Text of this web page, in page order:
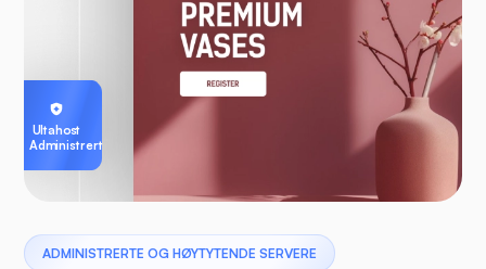
ADMINISTRERTE OG HØYTYTENDE SERVERE
Ultahost
Administrert